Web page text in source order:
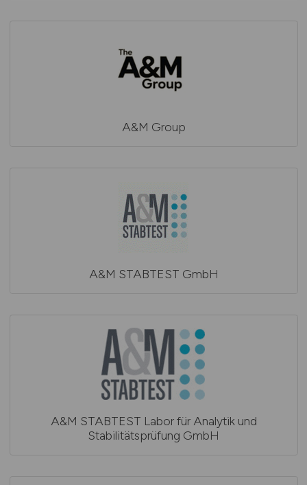
A&M Group
A&M STABTEST GmbH
A&M STABTEST Labor für Analytik und
Stabilitätsprüfung GmbH